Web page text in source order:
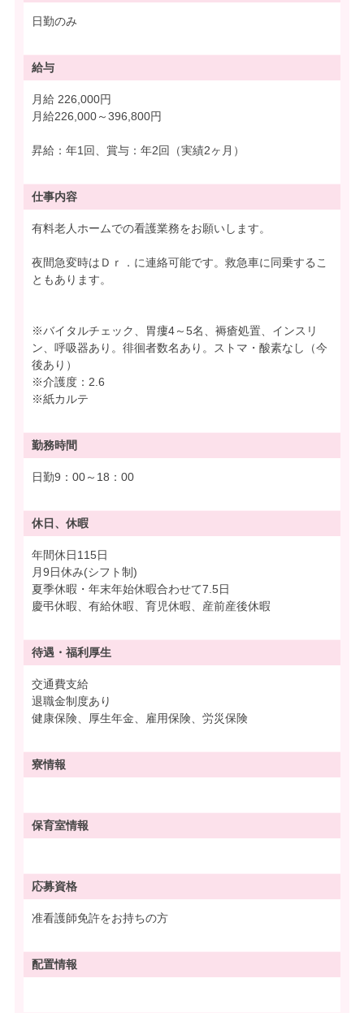
日勤のみ
給与
月給 226,000円
月給226,000～396,800円
昇給：年1回、賞与：年2回（実績2ヶ月）
仕事内容
有料老人ホームでの看護業務をお願いします。
夜間急変時はＤｒ．に連絡可能です。救急車に同乗するこ
ともあります。
※バイタルチェック、胃瘻4～5名、褥瘡処置、インスリ
ン、呼吸器あり。徘徊者数名あり。ストマ・酸素なし（今
後あり）
※介護度：2.6
※紙カルテ
勤務時間
日勤9：00～18：00
休日、休暇
年間休日115日
月9日休み(シフト制)
夏季休暇・年末年始休暇合わせて7.5日
慶弔休暇、有給休暇、育児休暇、産前産後休暇
待遇・ 福利厚生
交通費支給
退職金制度あり
健康保険、厚生年金、雇用保険、労災保険
寮情報
保育室情報
応募資格
准看護師免許をお持ちの方
配置情報